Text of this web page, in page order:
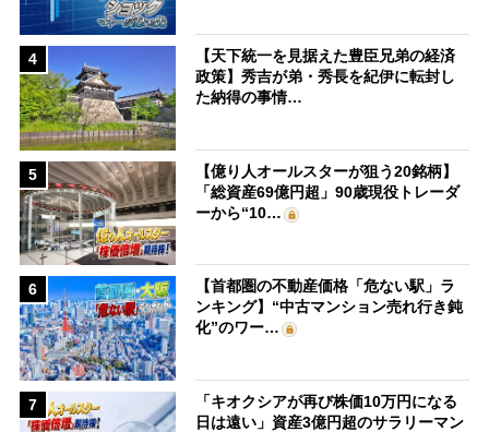
4
【天下統一を見据えた豊臣兄弟の経済
政策】秀吉が弟・秀長を紀伊に転封し
た納得の事情…
5
【億り人オールスターが狙う20銘柄】
「総資産69億円超」90歳現役トレーダ
ーから“10…
6
【首都圏の不動産価格「危ない駅」ラ
ンキング】“中古マンション売れ行き鈍
化”のワー…
7
「キオクシアが再び株価10万円になる
日は遠い」資産3億円超のサラリーマン